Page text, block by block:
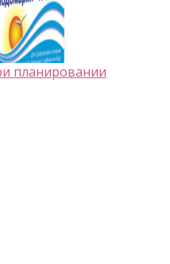
планировании